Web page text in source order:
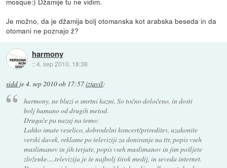
Je možno, da je džamija bolj otomanska kot arabska beseda in da
otomani ne poznajo ž?
harmony
::4. sep 2010, 18:38
sidd je4. sep 2010 ob 17:57izjavil:
harmony, ne bluzi o smrtni kazni. So točno določeno, in dosti
bolj humano od drugih metod.
Drugače pa nazaj na temo:
Lahko imate veselico, dobrodelni koncert/prireditev, uzakonite
verski davek, reklame po televiziji za doniranje na ttr, popis vseh
muslimanov in jih terjate, popis vseh muslimanov in jim pošljete
zloženke.....televizija je še najbolj širok medij, in seveda internet.